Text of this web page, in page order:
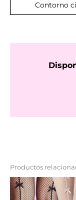
Contorno
Productos